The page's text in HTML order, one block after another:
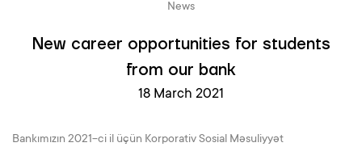
News
New career opportunities for students
from our bank
18 March 2021
Bankımızın 2021-ci il üçün Korporativ Sosial Məsuliyyət